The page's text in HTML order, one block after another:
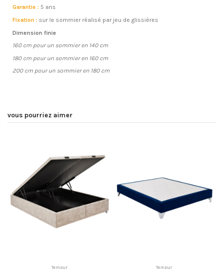
Garantie : 5 ans
Fixation : sur le sommier réalisé par jeu de glissières
Dimension finie
160 cm pour un sommier en 140 cm
180 cm pour un sommier en 160 cm
200 cm pour un sommier en 180 cm
vous pourriez aimer
Tempur Tempur